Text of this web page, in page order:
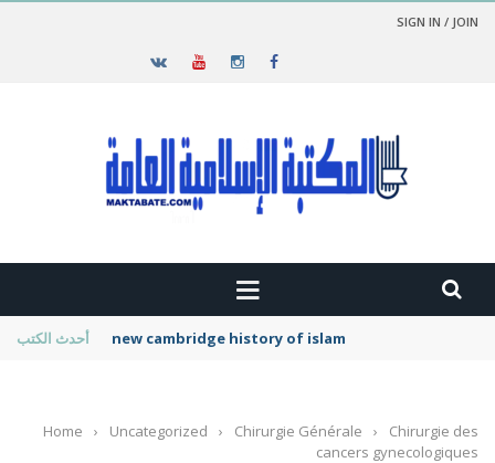
SIGN IN / JOIN
أحدث الكتب new cambridge history of islam
Home › Uncategorized › Chirurgie Générale ›
Chirurgie des
cancers gynecologiques